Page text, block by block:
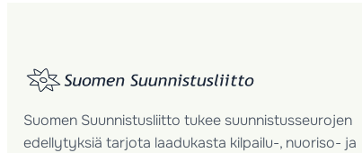
Suomen Suunnistusliitto tukee suunnistusseurojen
edellytyksiä tarjota laadukasta kilpailu-, nuoriso- ja